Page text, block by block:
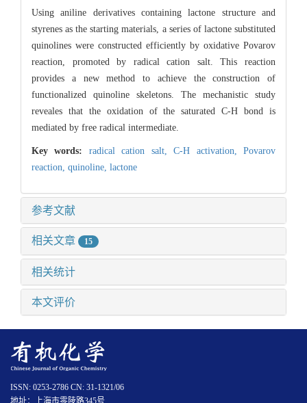
Using aniline derivatives containing lactone structure and
styrenes as the starting materials, a series of lactone substituted
quinolines were constructed efficiently by oxidative Povarov
reaction, promoted by radical cation salt. This reaction
provides a new method to achieve the construction of
functionalized quinoline skeletons. The mechanistic study
reveales that the oxidation of the saturated C-H bond is
mediated by free radical intermediate.
Key words: radical cation salt,C-H activation,Povarov
reaction, quinoline, lactone
参考文献
相关文章 15
相关统计
本文评价
ISSN: 0253-2786 CN: 31-1321/06